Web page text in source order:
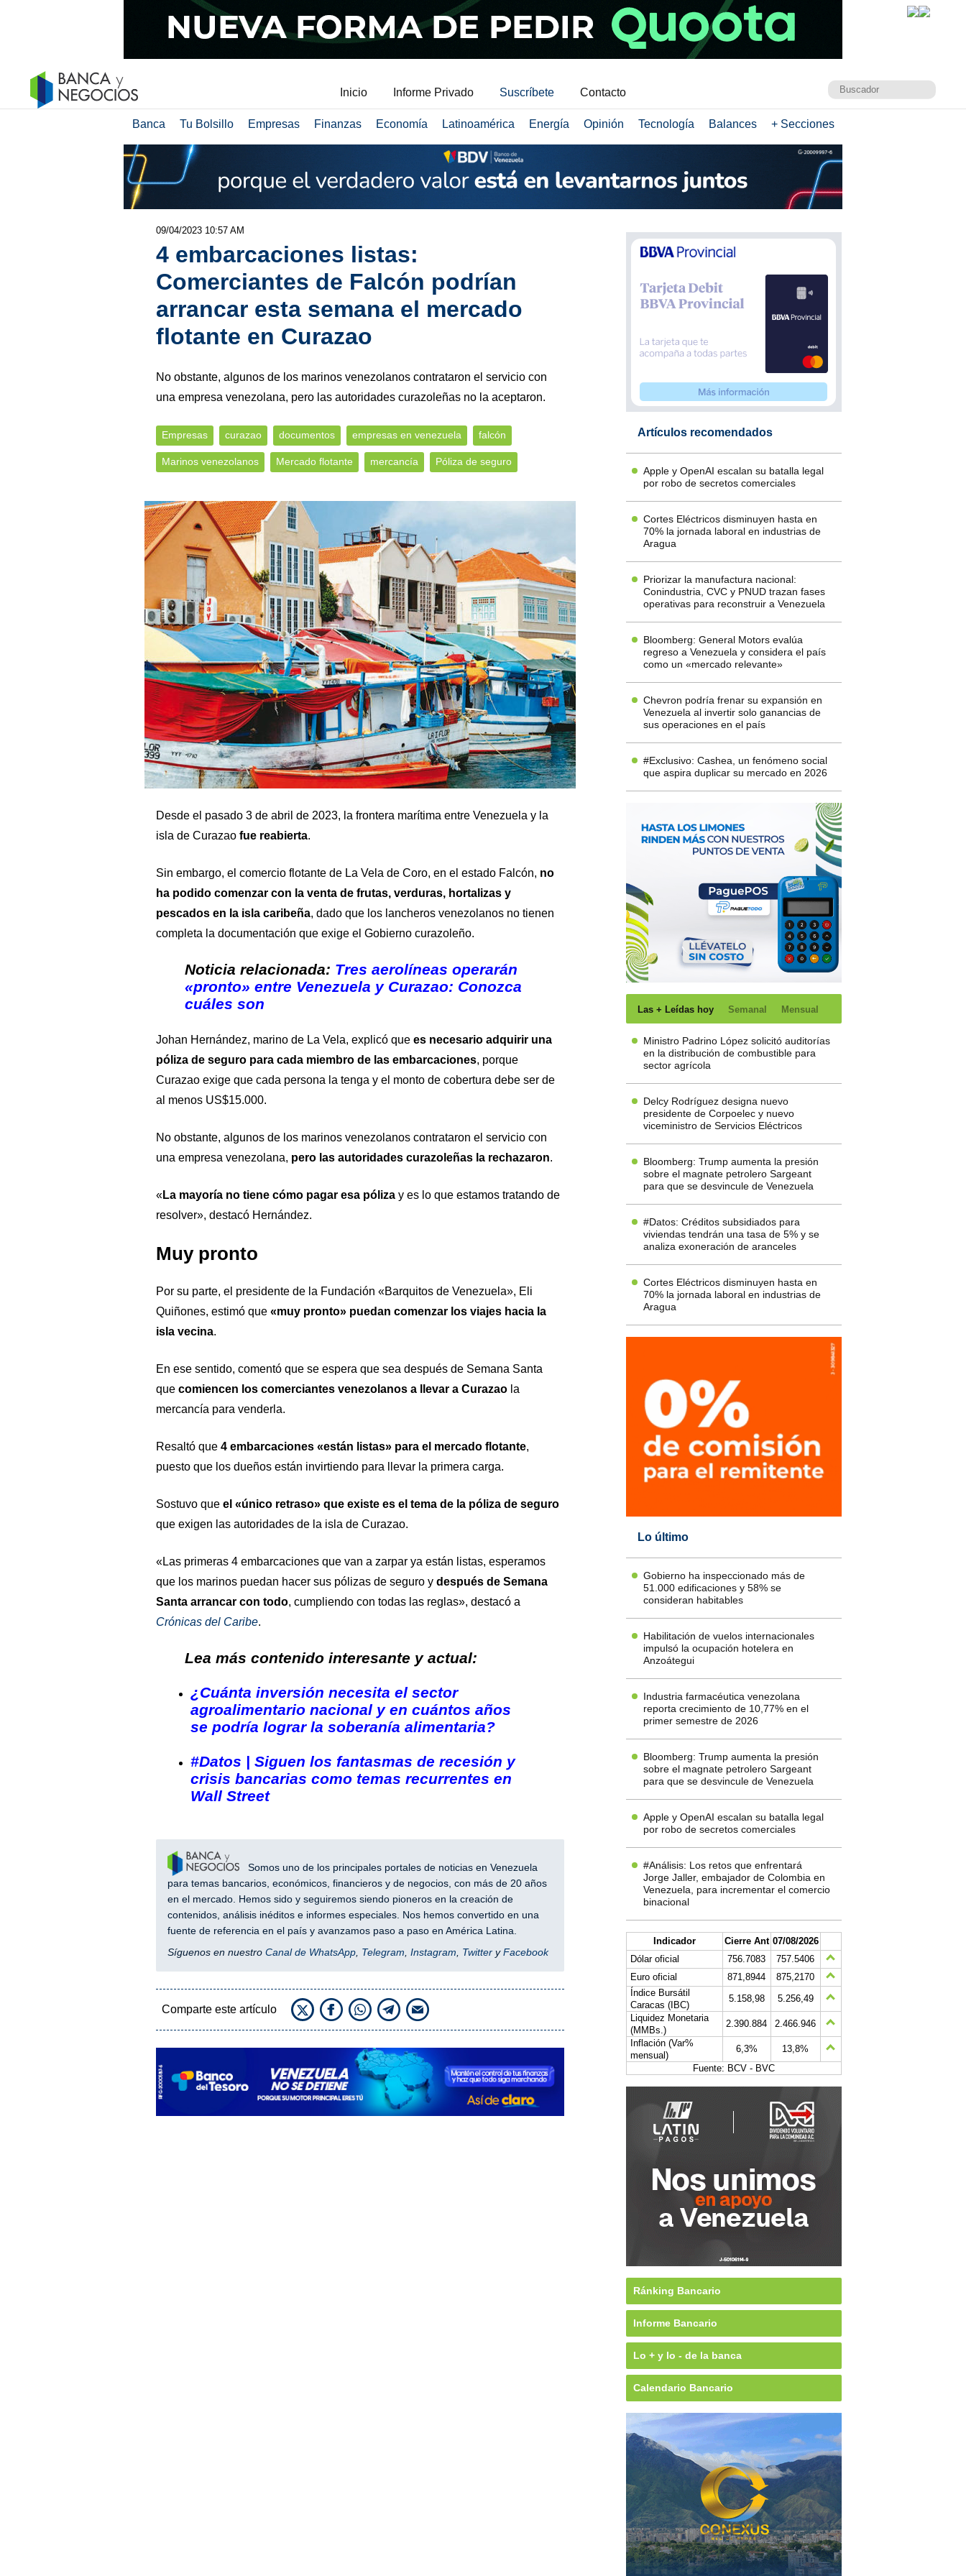
Inicio Informe Privado Suscríbete Contacto
Banca Tu Bolsillo Empresas Finanzas Economía Latinoamérica Energía Opinión Tecnología Balances + Secciones
09/04/2023 10:57 AM
4 embarcaciones listas:
Comerciantes de Falcón podrían
arrancar esta semana el mercado
flotante en Curazao
No obstante, algunos de los marinos venezolanos contrataron el servicio con
una empresa venezolana, pero las autoridades curazoleñas no la aceptaron.
Empresas curazao documentos empresas en venezuela falcón
Marinos venezolanos Mercado flotante mercancía Póliza de seguro
Desde el pasado 3 de abril de 2023, la frontera marítima entre Venezuela y la
isla de Curazao fue reabierta.
Sin embargo, el comercio flotante de La Vela de Coro, en el estado Falcón, no
ha podido comenzar con la venta de frutas, verduras, hortalizas y
pescados en la isla caribeña, dado que los lancheros venezolanos no tienen
completa la documentación que exige el Gobierno curazoleño.
Noticia relacionada: Tres aerolíneas operarán
«pronto» entre Venezuela y Curazao: Conozca
cuáles son
Johan Hernández, marino de La Vela, explicó que es necesario adquirir una
póliza de seguro para cada miembro de las embarcaciones, porque
Curazao exige que cada persona la tenga y el monto de cobertura debe ser de
al menos US$15.000.
No obstante, algunos de los marinos venezolanos contrataron el servicio con
una empresa venezolana, pero las autoridades curazoleñas la rechazaron.
«La mayoría no tiene cómo pagar esa pólizay es lo que estamos tratando de
resolver», destacó Hernández.
Muy pronto
Por su parte, el presidente de la Fundación «Barquitos de Venezuela», Eli
Quiñones, estimó que «muy pronto» puedan comenzar los viajes hacia la
isla vecina.
En ese sentido, comentó que se espera que sea después de Semana Santa
que comiencen los comerciantes venezolanos a llevar a Curazao la
mercancía para venderla.
Resaltó que 4 embarcaciones «están listas» para el mercado flotante,
puesto que los dueños están invirtiendo para llevar la primera carga.
Sostuvo que el «único retraso» que existe es el tema de la póliza de seguro
que exigen las autoridades de la isla de Curazao.
«Las primeras 4 embarcaciones que van a zarpar ya están listas, esperamos
que los marinos puedan hacer sus pólizas de seguro y después de Semana
Santa arrancar con todo, cumpliendo con todas las reglas», destacó a
Crónicas del Caribe.
Lea más contenido interesante y actual:
¿Cuánta inversión necesita el sector
agroalimentario nacional y en cuántos años
se podría lograr la soberanía alimentaria?
#Datos | Siguen los fantasmas de recesión y
crisis bancarias como temas recurrentes en
Wall Street
Somos uno de los principales portales de noticias en Venezuela
para temas bancarios, económicos, financieros y de negocios, con más de 20 años
en el mercado. Hemos sido y seguiremos siendo pioneros en la creación de
contenidos, análisis inéditos e informes especiales. Nos hemos convertido en una
fuente de referencia en el país y avanzamos paso a paso en América Latina.
Síguenos en nuestro Canal de WhatsApp, Telegram, Instagram, TwitteryFacebook
Comparte este artículo
Artículos recomendados
Apple y OpenAI escalan su batalla legal
por robo de secretos comerciales
Cortes Eléctricos disminuyen hasta en
70% la jornada laboral en industrias de
Aragua
Priorizar la manufactura nacional:
Conindustria, CVC y PNUD trazan fases
operativas para reconstruir a Venezuela
Bloomberg: General Motors evalúa
regreso a Venezuela y considera el país
como un «mercado relevante»
Chevron podría frenar su expansión en
Venezuela al invertir solo ganancias de
sus operaciones en el país
#Exclusivo: Cashea, un fenómeno social
que aspira duplicar su mercado en 2026
Las + Leídas hoy Semanal Mensual
Ministro Padrino López solicitó auditorías
en la distribución de combustible para
sector agrícola
Delcy Rodríguez designa nuevo
presidente de Corpoelec y nuevo
viceministro de Servicios Eléctricos
Bloomberg: Trump aumenta la presión
sobre el magnate petrolero Sargeant
para que se desvincule de Venezuela
#Datos: Créditos subsidiados para
viviendas tendrán una tasa de 5% y se
analiza exoneración de aranceles
Cortes Eléctricos disminuyen hasta en
70% la jornada laboral en industrias de
Aragua
Lo último
Gobierno ha inspeccionado más de
51.000 edificaciones y 58% se
consideran habitables
Habilitación de vuelos internacionales
impulsó la ocupación hotelera en
Anzoátegui
Industria farmacéutica venezolana
reporta crecimiento de 10,77% en el
primer semestre de 2026
Bloomberg: Trump aumenta la presión
sobre el magnate petrolero Sargeant
para que se desvincule de Venezuela
Apple y OpenAI escalan su batalla legal
por robo de secretos comerciales
#Análisis: Los retos que enfrentará
Jorge Jaller, embajador de Colombia en
Venezuela, para incrementar el comercio
binacional
Indicador Cierre Ant 07/08/2026
Dólar oficial
756.7083
757.5406
Euro oficial
871,8944
875,2170
Índice Bursátil
Caracas (IBC)
5.158,98
5.256,49
Liquidez Monetaria
(MMBs.)
2.390.884
2.466.946
Inflación (Var%
mensual)
6,3%
13,8%
Fuente: BCV - BVC
Ránking Bancario
Informe Bancario
Lo + y lo - de la banca
Calendario Bancario